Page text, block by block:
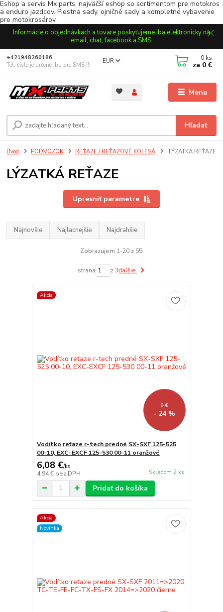
Eshop a servis Mx parts, najväčší eshop so sortimentom pre motokros
a enduro jazdcov. Piestna sady, ojničné sady a kompletné vybavenie
pre motokrosárov.
Informácie o objednávkach a tovare poskytujeme iba elektronicky na
email, chat, facebook a SMS.
Menu
EUR
Hľadať
+421948260186
Tel. číslo je určené iba pre SMS !!!
0 ks
za 0 €
Úvod PODVOZOK REŤAZE / REŤAZOVÉ KOLESÁ LÝZATKÁ REŤAZE
LÝZATKÁ REŤAZE
Upresniť parametre
Najnovšie Najlacnejšie Najdrahšie
Zobrazujem 1-20 z 55
strana z 3ďalšie
Akcia
8 €
- 24 %
Vodítko reťaze r-tech predné SX-SXF 125-525
00-10, EXC-EXCF 125-530 00-11 oranžové
6,08 €/ks
4,94 € bez DPH Skladom 2 ks
Pridať do košíka
Akcia
Novinka